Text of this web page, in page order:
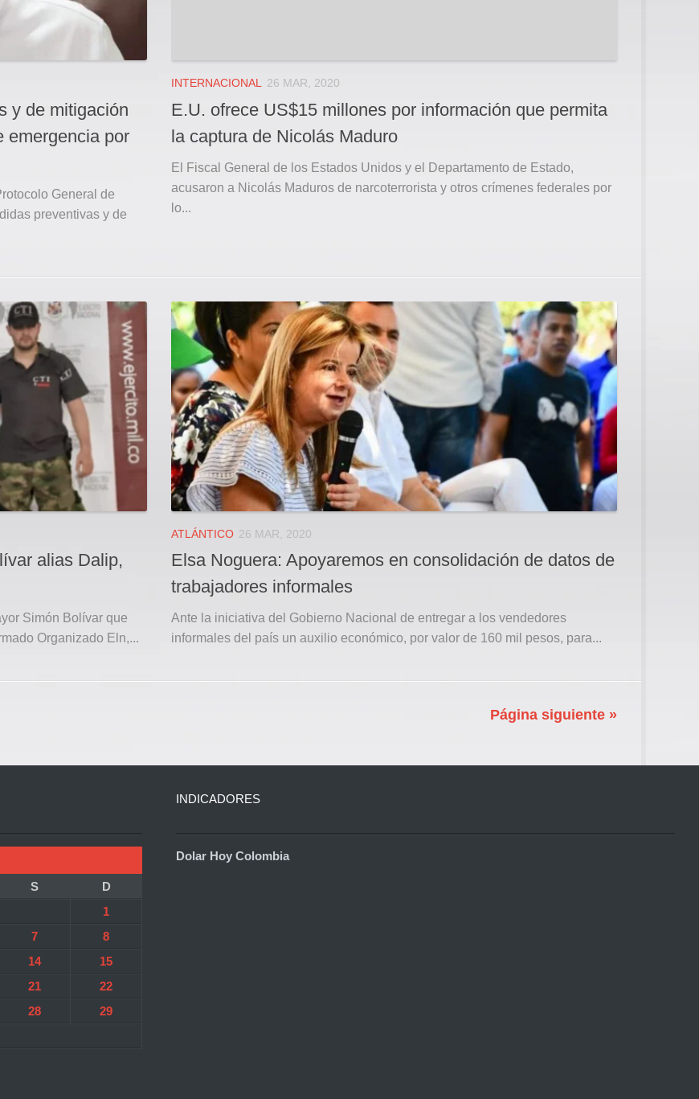
y de mitigación
emergencia por
General de
preventivas y de
INTERNACIONAL 26 MAR, 2020
E.U. ofrece US$15 millones por información que permita
la captura de Nicolás Maduro
El Fiscal General de los Estados Unidos y el Departamento de Estado,
acusaron a Nicolás Maduros de narcoterrorista y otros crímenes federales por
lo...
alias Dalip,
Simón Bolívar que
Organizado Eln,...
ATLÁNTICO 26 MAR, 2020
Elsa Noguera: Apoyaremos en consolidación de datos de
trabajadores informales
Ante la iniciativa del Gobierno Nacional de entregar a los vendedores
informales del país un auxilio económico, por valor de 160 mil pesos, para...
Página siguiente »
S
D
1
7
8
14
15
21
22
28
29
INDICADORES
Dolar Hoy Colombia